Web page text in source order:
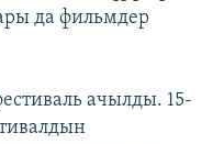
да фильмдер
ачылды. 15-